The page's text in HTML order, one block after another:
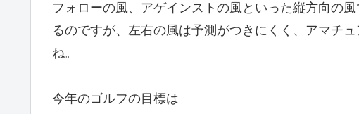
フォローの風、アゲインストの風といった縦方向の
るのですが、左右の風は予測がつきにくく、アマチ
ね。
今年のゴルフの目標は